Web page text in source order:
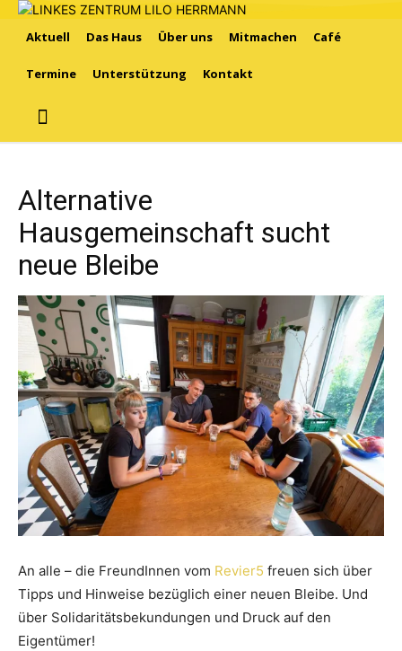
Aktuell Das Haus Über uns Mitmachen Café
Termine Unterstützung Kontakt
Alternative
Hausgemeinschaft sucht
neue Bleibe
An alle – die FreundInnen vom Revier5 freuen sich über
Tipps und Hinweise bezüglich einer neuen Bleibe. Und
über Solidaritätsbekundungen und Druck auf den
Eigentümer!